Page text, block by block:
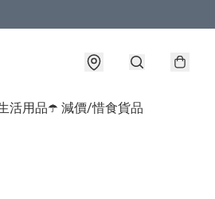
活用品☂️ 減價/惜食貨品